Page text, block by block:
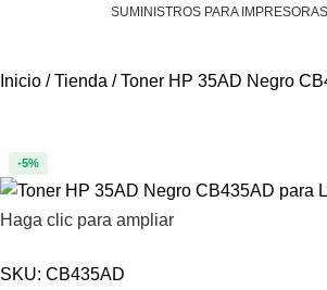
SUMINISTROS PARA IMPRESORAS
Inicio Tienda
Toner HP 35AD Negro
-5%
Haga clic para ampliar
SKU: CB435AD